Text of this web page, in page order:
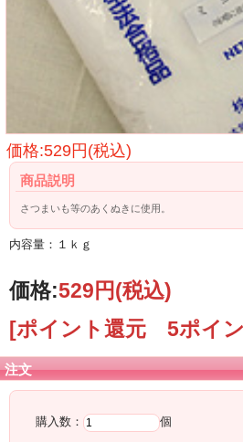
価格:529円(税込)
商品説明
さつまいも等のあくぬきに使用。
内容量：１ｋｇ
価格:529円(税込)
[ポイント還元 5ポイ
注文
購入数： 個